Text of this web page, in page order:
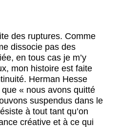
des ruptures. Comme
dissocie pas des
en tous cas je m’y
mon histoire est faite
Herman Hesse
« nous avons quitté
suspendus dans le
à tout tant qu’on
créative et à ce qui